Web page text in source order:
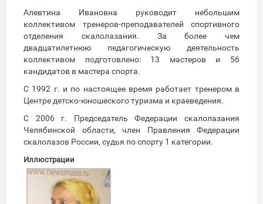
Алевтина Ивановна руководит небольшим
коллективом тренеров-преподавателей спортивного
отделения скалолазания. За более чем
двадцатилетнюю педагогическую деятельность
коллективом подготовлено: 13 мастеров и 56
кандидатов в мастера спорта.
С 1992 г. и по настоящее время работает тренером в
Центре детско-юношеского туризма и краеведения.
С 2006 г. Председатель Федерации скалолазания
Челябинской области, член Правления Федерации
скалолазов России, судья по спорту 1 категории.
Иллюстрации